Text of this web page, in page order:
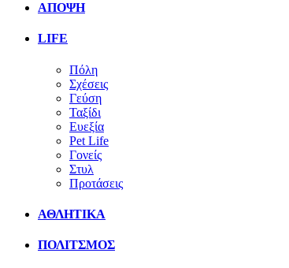
ΑΠΟΨΗ
LIFE
Πόλη
Σχέσεις
Γεύση
Ταξίδι
Ευεξία
Pet Life
Γονείς
Στυλ
Προτάσεις
ΑΘΛΗΤΙΚΑ
ΠΟΛΙΤΣΜΟΣ